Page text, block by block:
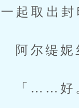
起取出封
缇妮丝
好。